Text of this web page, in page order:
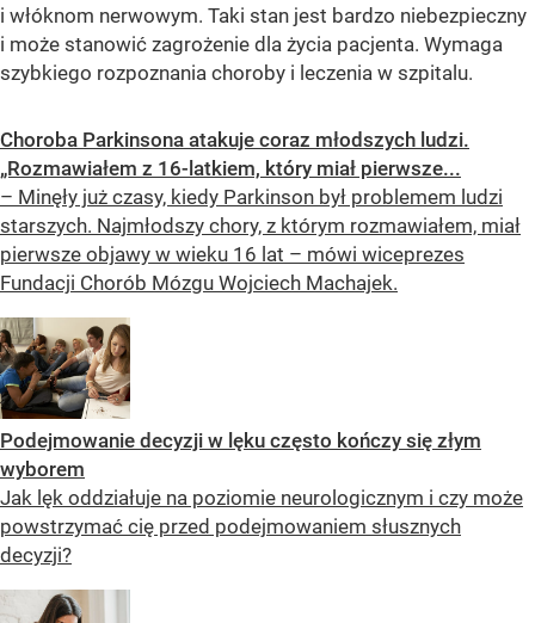
i włóknom nerwowym. Taki stan jest bardzo niebezpieczny
i może stanowić zagrożenie dla życia pacjenta. Wymaga
szybkiego rozpoznania choroby i leczenia w szpitalu.
Choroba Parkinsona atakuje coraz młodszych ludzi.
„Rozmawiałem z 16-latkiem, który miał pierwsze...
– Minęły już czasy, kiedy Parkinson był problemem ludzi
starszych. Najmłodszy chory, z którym rozmawiałem, miał
pierwsze objawy w wieku 16 lat – mówi wiceprezes
Fundacji Chorób Mózgu Wojciech Machajek.
Podejmowanie decyzji w lęku często kończy się złym
wyborem
Jak lęk oddziałuje na poziomie neurologicznym i czy może
powstrzymać cię przed podejmowaniem słusznych
decyzji?